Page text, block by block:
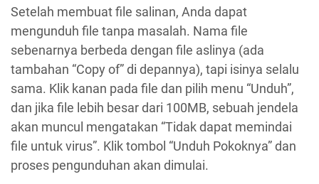
Setelah membuat file salinan, Anda dapat
mengunduh file tanpa masalah. Nama file
sebenarnya berbeda dengan file aslinya (ada
tambahan “Copy of” di depannya), tapi isinya selalu
sama. Klik kanan pada file dan pilih menu “Unduh”,
dan jika file lebih besar dari 100MB, sebuah jendela
akan muncul mengatakan “Tidak dapat memindai
file untuk virus”. Klik tombol “Unduh Pokoknya” dan
proses pengunduhan akan dimulai.